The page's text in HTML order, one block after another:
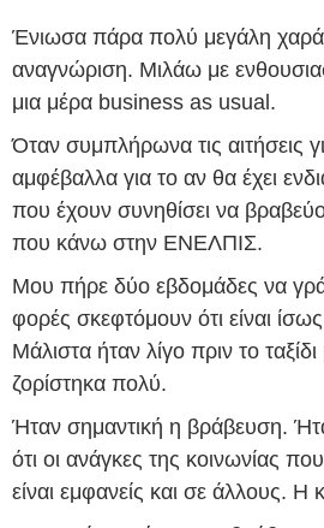
Ένιωσα πάρα πολύ μεγάλη
αναγνώριση. Μιλάω με
μια μέρα business as usual.
Όταν συμπλήρωνα τις αιτήσεις
αμφέβαλλα για το αν θα έχει
που έχουν συνηθίσει να
που κάνω στην ΕΝΕΛΠΙΣ.
Μου πήρε δύο εβδομάδες να
φορές σκεφτόμουν ότι είναι
Μάλιστα ήταν λίγο πριν το
ζορίστηκα πολύ.
Ήταν σημαντική η βράβευση.
ότι οι ανάγκες της κοινωνίας
είναι εμφανείς και σε άλλους. Η